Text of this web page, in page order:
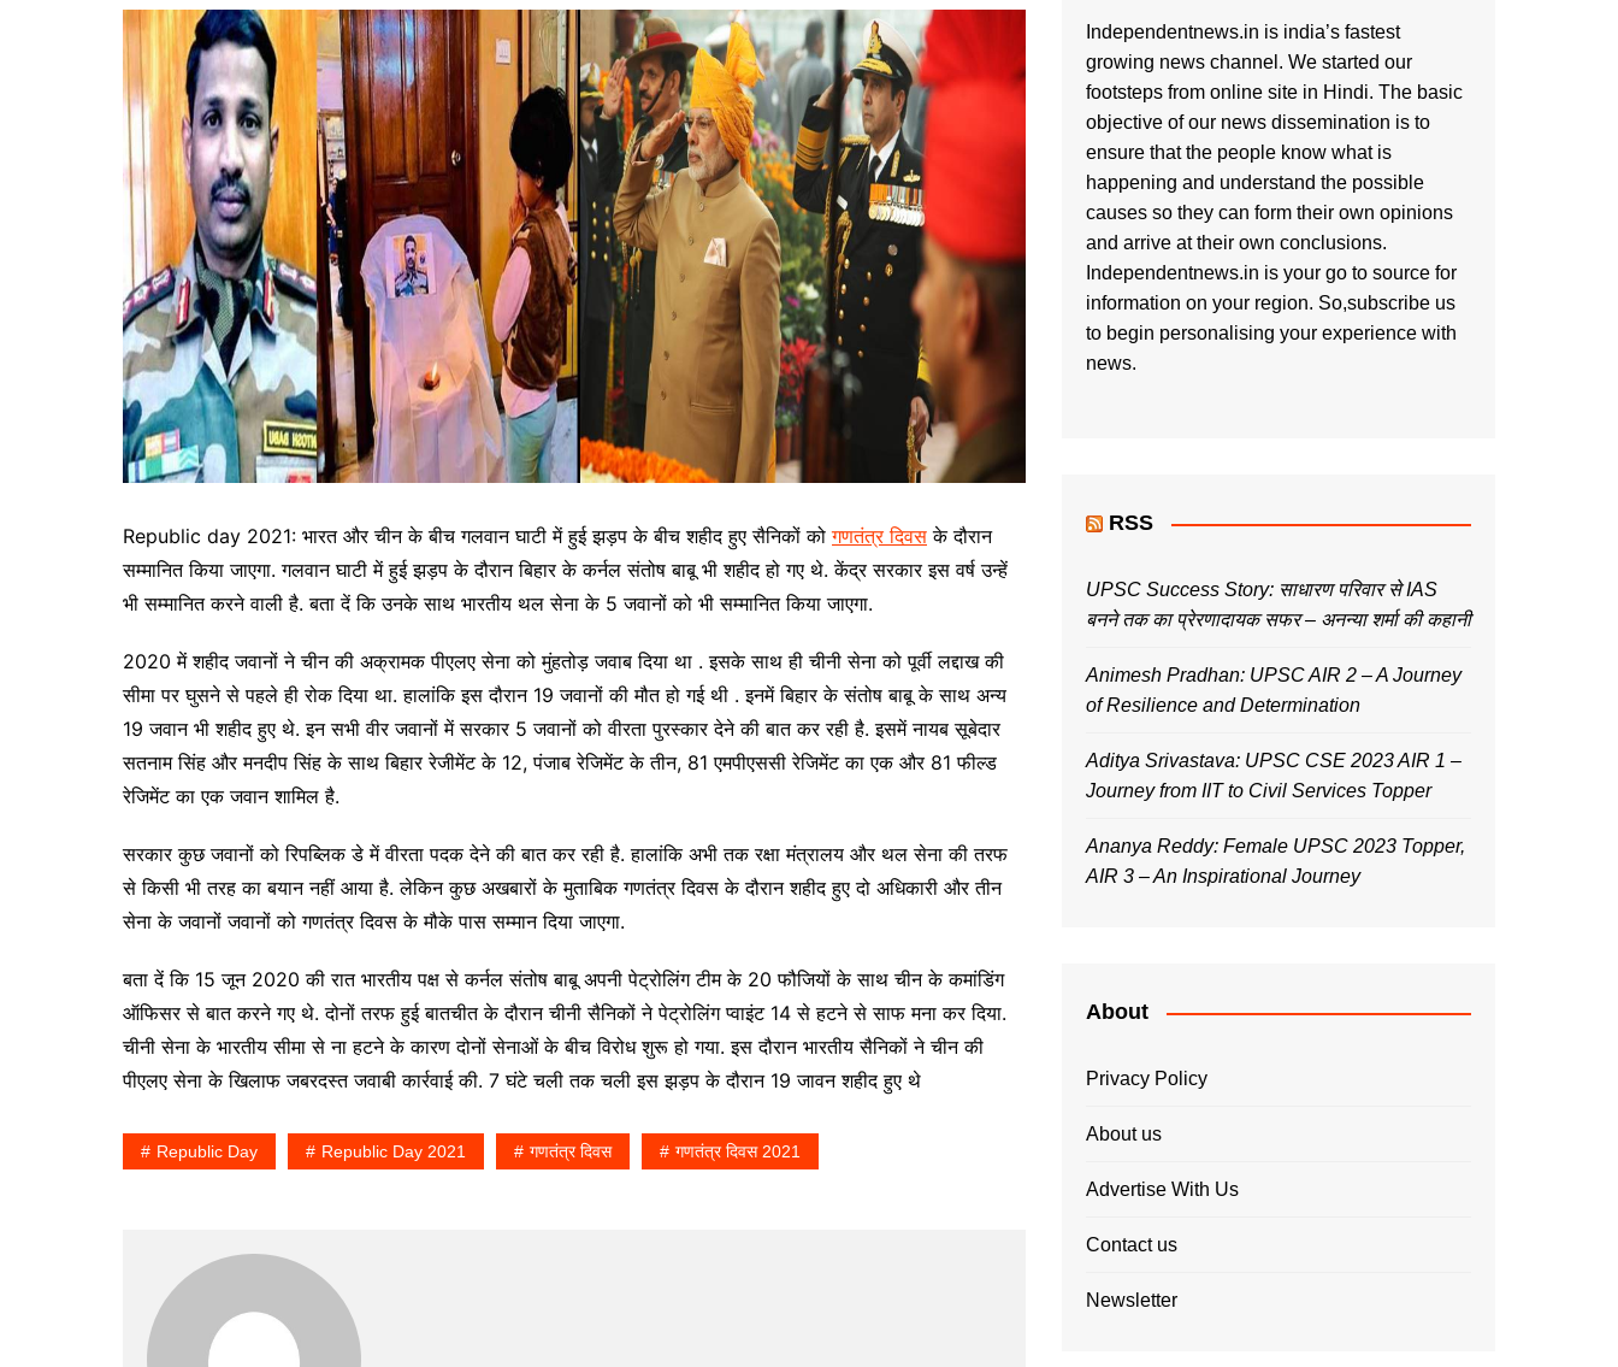
Republic day 2021: भारत और चीन के बीच गलवान घाटी में हुई झड़प के बीच शहीद हुए सैनिकों कोगणतंत्र दिवस के दौरान
सम्मानित किया जाएगा. गलवान घाटी में हुई झड़प के दौरान बिहार के कर्नल संतोष बाबू भी शहीद हो गए थे. केंद्र सरकार इस वर्ष उन्हें
भी सम्मानित करने वाली है. बता दें कि उनके साथ भारतीय थल सेना के 5 जवानों को भी सम्मानित किया जाएगा.
2020 में शहीद जवानों ने चीन की अक्रामक पीएलए सेना को मुंहतोड़ जवाब दिया था . इसके साथ ही चीनी सेना को पूर्वी लद्दाख की
सीमा पर घुसने से पहले ही रोक दिया था. हालांकि इस दौरान 19 जवानों की मौत हो गई थी . इनमें बिहार के संतोष बाबू के साथ अन्य
19 जवान भी शहीद हुए थे. इन सभी वीर जवानों में सरकार 5 जवानों को वीरता पुरस्कार देने की बात कर रही है. इसमें नायब सूबेदार
सतनाम सिंह और मनदीप सिंह के साथ बिहार रेजीमेंट के 12, पंजाब रेजिमेंट के तीन, 81 एमपीएससी रेजिमेंट का एक और 81 फील्ड
रेजिमेंट का एक जवान शामिल है.
सरकार कुछ जवानों को रिपब्लिक डे में वीरता पदक देने की बात कर रही है. हालांकि अभी तक रक्षा मंत्रालय और थल सेना की तरफ
से किसी भी तरह का बयान नहीं आया है. लेकिन कुछ अखबारों के मुताबिक गणतंत्र दिवस के दौरान शहीद हुए दो अधिकारी और तीन
सेना के जवानों जवानों को गणतंत्र दिवस के मौके पास सम्मान दिया जाएगा.
बता दें कि 15 जून 2020 की रात भारतीय पक्ष से कर्नल संतोष बाबू अपनी पेट्रोलिंग टीम के 20 फौजियों के साथ चीन के कमांडिंग
ऑफिसर से बात करने गए थे. दोनों तरफ हुई बातचीत के दौरान चीनी सैनिकों ने पेट्रोलिंग प्वाइंट 14 से हटने से साफ मना कर दिया.
चीनी सेना के भारतीय सीमा से ना हटने के कारण दोनों सेनाओं के बीच विरोध शुरू हो गया. इस दौरान भारतीय सैनिकों ने चीन की
पीएलए सेना के खिलाफ जबरदस्त जवाबी कार्रवाई की. 7 घंटे चली तक चली इस झड़प के दौरान 19 जावन शहीद हुए थे
Republic Day Republic Day 2021 गणतंत्र दिवस गणतंत्र दिवस 2021
Independentnews.in is india’s fastest
growing news channel. We started our
footsteps from online site in Hindi. The basic
objective of our news dissemination is to
ensure that the people know what is
happening and understand the possible
causes so they can form their own opinions
and arrive at their own conclusions.
Independentnews.in is your go to source for
information on your region. So,subscribe us
to begin personalising your experience with
news.
RSS
UPSC Success Story: साधारण परिवार से IAS
बनने तक का प्रेरणादायक सफर – अनन्या शर्मा की कहानी
Animesh Pradhan: UPSC AIR 2 – A Journey
of Resilience and Determination
Aditya Srivastava: UPSC CSE 2023 AIR 1 –
Journey from IIT to Civil Services Topper
Ananya Reddy: Female UPSC 2023 Topper,
AIR 3 – An Inspirational Journey
About
Privacy Policy
About us
Advertise With Us
Contact us
Newsletter